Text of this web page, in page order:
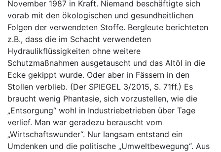
November 1987 in Kraft. Niemand beschäftigte sich
vorab mit den ökologischen und gesundheitlichen
Folgen der verwendeten Stoffe. Bergleute berichteten
z.B., dass die im Schacht verwendeten
Hydraulikflüssigkeiten ohne weitere
Schutzmaßnahmen ausgetauscht und das Altöl in die
Ecke gekippt wurde. Oder aber in Fässern in den
Stollen verblieb. (Der SPIEGEL 3/2015, S. 71ff.) Es
braucht wenig Phantasie, sich vorzustellen, wie die
„Entsorgung“ wohl in Industriebetrieben über Tage
verlief. Man war geradezu berauscht vom
„Wirtschaftswunder“. Nur langsam entstand ein
Umdenken und die politische „Umweltbewegung“. Aus